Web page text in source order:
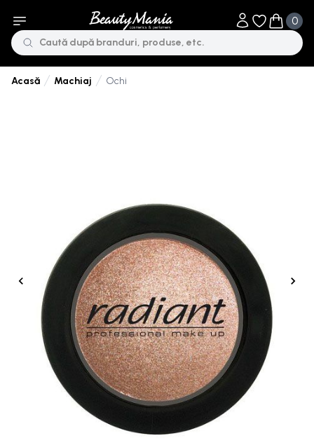
Obiecte în
0
Obiecte
Acasă Machiaj Ochi